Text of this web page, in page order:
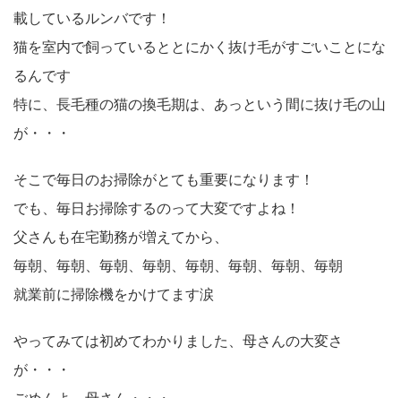
載しているルンバです！
猫を室内で飼っているととにかく抜け毛がすごいことにな
るんです
特に、長毛種の猫の換毛期は、あっという間に抜け毛の山
が・・・
そこで毎日のお掃除がとても重要になります！
でも、毎日お掃除するのって大変ですよね！
父さんも在宅勤務が増えてから、
毎朝、毎朝、毎朝、毎朝、毎朝、毎朝、毎朝、毎朝
就業前に掃除機をかけてます涙
やってみては初めてわかりました、母さんの大変さ
が・・・